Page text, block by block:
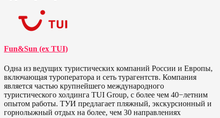
Fun&Sun (ex TUI)
Одна из ведущих туристических компаний России и Европы,
включающая туроператора и сеть турагентств. Компания
является частью крупнейшего международного
туристического холдинга TUI Group, с более чем 40−летним
опытом работы. ТУИ предлагает пляжный, экскурсионный и
горнолыжный отдых на более, чем 30 направлениях